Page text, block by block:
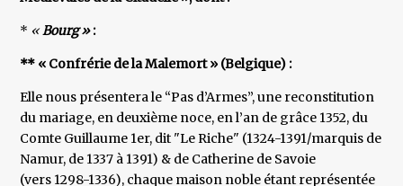
* «Bourg »:
** « Confrérie de la Malemort » (Belgique) :
Elle nous présentera le “Pas d’Armes”, une reconstitution
du mariage, en deuxième noce, en l’an de grâce 1352, du
Comte Guillaume 1er, dit "Le Riche" (1324-1391/marquis de
Namur, de 1337 à 1391) & de Catherine de Savoie
(vers 1298-1336), chaque maison noble étant représentée